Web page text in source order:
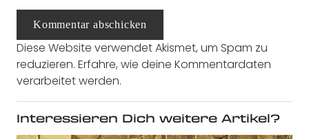
Kommentar abschicken
Diese Website verwendet Akismet, um Spam zu
reduzieren. Erfahre, wie deine Kommentardaten
verarbeitet werden.
Interessieren Dich weitere Artikel?